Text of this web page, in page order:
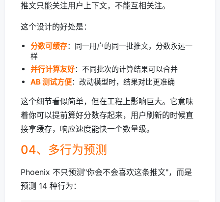
推文只能关注用户上下文，不能互相关注。
这个设计的好处是：
分数可缓存：同一用户的同一批推文，分数永远一
样
并行计算友好：不同批次的计算结果可以合并
AB 测试方便：改动模型时，结果对比更准确
这个细节看似简单，但在工程上影响巨大。它意味
着你可以提前算好分数存起来，用户刷新的时候直
接拿缓存，响应速度能快一个数量级。
04、多行为预测
Phoenix 不只预测"你会不会喜欢这条推文"，而是
预测 14 种行为：